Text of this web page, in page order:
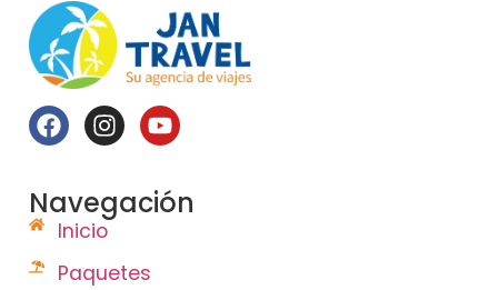
Navegación
Inicio
Paquetes